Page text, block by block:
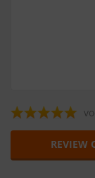
REVIEW